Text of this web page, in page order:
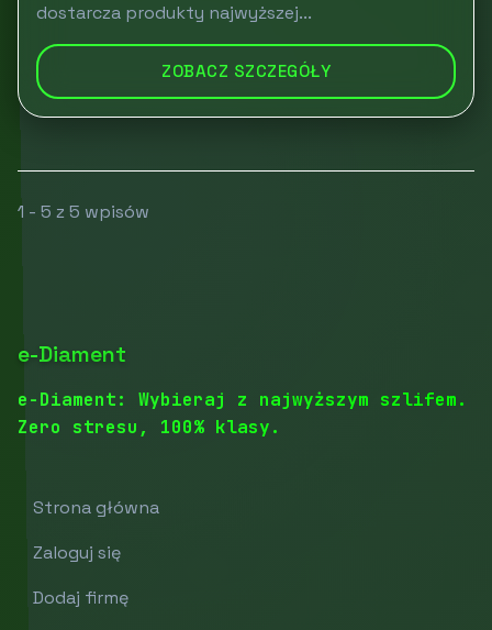
dostarcza produkty najwyższej...
ZOBACZ SZCZEGÓŁY
1 - 5 z 5 wpisów
e-Diament
e-Diament: Wybieraj z najwyższym szlifem.
Zero stresu, 100% klasy.
Strona główna
Zaloguj się
Dodaj firmę